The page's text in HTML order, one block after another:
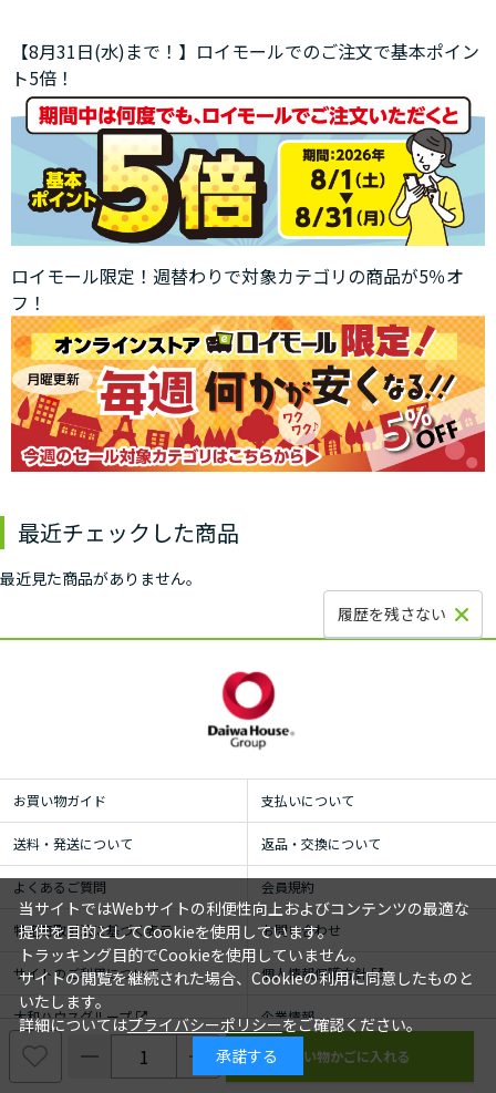
【8月31日(水)まで！】ロイモールでのご注文で基本ポイン
ト5倍！
ロイモール限定！週替わりで対象カテゴリの商品が5％オ
フ！
最近チェックした商品
最近見た商品がありません。
履歴を残さない
お買い物ガイド 支払いについて
送料・発送について 返品・交換について
よくあるご質問 会員規約
特定商取引法に基づく表示 お問い合わせ
サイトのご利用について 個人情報保護方針
大和ハウスグループ 企業情報
© ROYAL HOMECENTER Co.,Ltd. ALL RIGHTS RESERVED.
当サイトではWebサイトの利便性向上およびコンテンツの最適な
提供を目的としてCookieを使用しています。
トラッキング目的でCookieを使用していません。
サイトの閲覧を継続された場合、Cookieの利用に同意したものと
いたします。
詳細についてはプライバシーポリシーをご確認ください。
承諾する